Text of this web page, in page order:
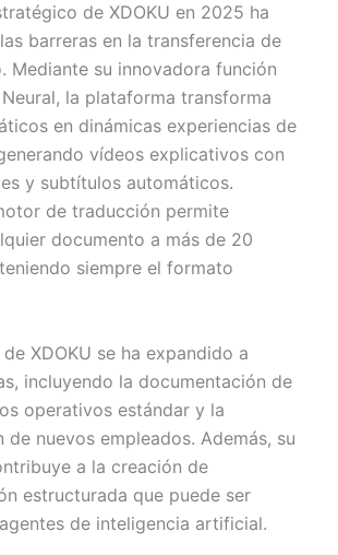
de XDOKU en 2025 ha
barreras en la transferencia de
Mediante su innovadora función
la plataforma transforma
en dinámicas experiencias de
vídeos explicativos con
y subtítulos automáticos.
de traducción permite
documento a más de 20
siempre el formato
XDOKU se ha expandido a
incluyendo la documentación de
operativos estándar y la
de nuevos empleados. Además, su
a la creación de
estructurada que puede ser
de inteligencia artificial.